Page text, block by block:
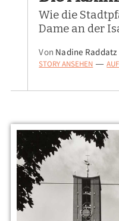
Wie die
Dame an der
Von Nadine Raddatz
STORY ANSEHEN —